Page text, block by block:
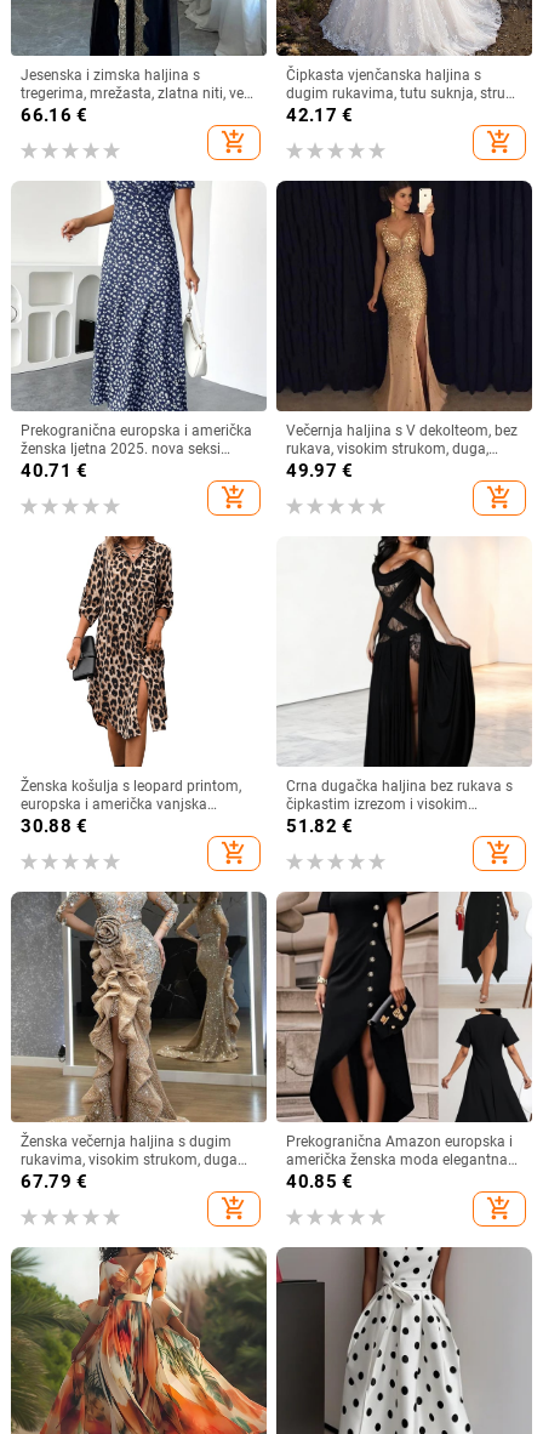
Jesenska i zimska haljina s
tregerima, mrežasta, zlatna niti, vez,
jakna, kardigan, dvodijelna haljina,
66.16 €
add_shopping_cart
Čipkasta vjenčanska haljina s
dugim rukavima, tutu suknja, struk
u sredini
42.17 €
add_shopping_cart
Prekogranična europska i američka
ženska ljetna 2025. nova seksi
haljina s V-izrezom i kratkim
cvjetnim uzorkom s Amazon
40.71 €
add_shopping_cart
Večernja haljina s V dekolteom, bez
rukava, visokim strukom, duga,
swing kroj, poliester, zip
49.97 €
add_shopping_cart
Ženska košulja s leopard printom,
europska i američka vanjska
trgovina, tkana haljina s rukavima i
sedam točaka, široka modna
ženska midi haljina s razdjelnim
30.88 €
add_shopping_cart
Crna dugačka haljina bez rukava s
čipkastim izrezom i visokim
prorezom, večernja haljina
51.82 €
add_shopping_cart
Ženska večernja haljina s dugim
rukavima, visokim strukom, duga
suknja, metalni sprej materijal,
67.79 €
add_shopping_cart
Prekogranična Amazon europska i
američka ženska moda elegantna
nepravilna haljina s ukrasom od
40.85 €
add_shopping_cart